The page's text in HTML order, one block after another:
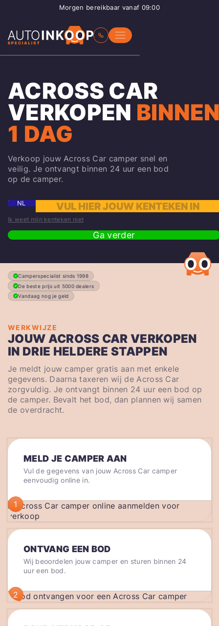
Morgen bereikbaar vanaf 09:00
ACROSS CAR
VERKOPEN
1 DAG
Verkoop jouw Across Car camper snel en
veilig. Je ontvangt binnen 24 uur een bod
op de camper.
NL
Ik weet mijn kenteken niet
Ga verder
Camperspecialist sinds 1998
De beste prijs uit 5000 dealers
Vandaag nog je geld
WERKWIJZE
JOUW ACROSS CAR VERKOPEN
IN DRIE HELDERE STAPPEN
Je meldt jouw camper gratis aan met enkele
gegevens. Daarna taxeren wij de Across Car
zorgvuldig. Je ontvangt binnen 24 uur een bod op
de camper. Bevalt het bod, dan plannen wij samen
de overdracht.
MELD JE CAMPER AAN
Vul de gegevens van jouw Across Car camper
eenvoudig online in.
1
ONTVANG EEN BOD
Wij beoordelen jouw camper en sturen binnen 24
uur een bod.
2